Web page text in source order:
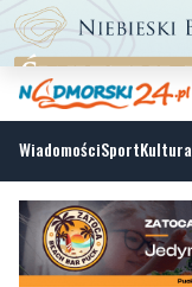
WiadomościSportKultura